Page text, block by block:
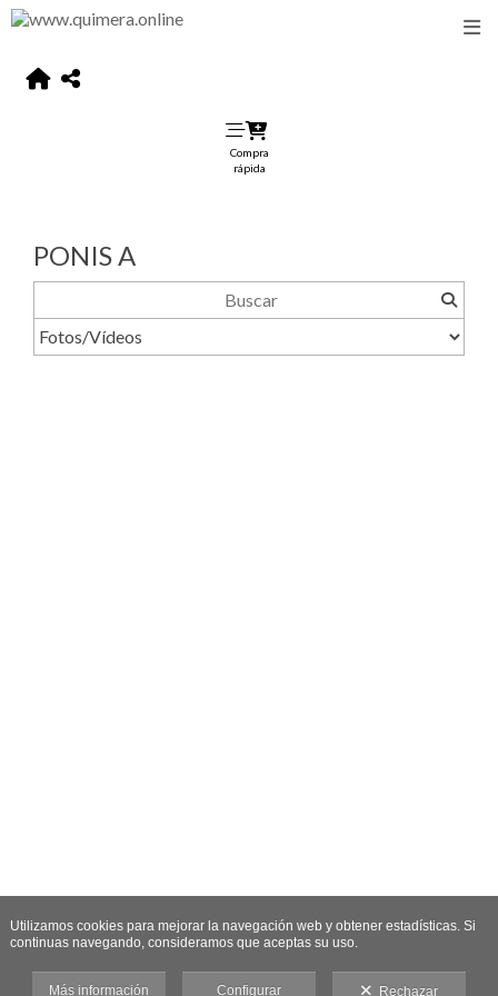
Compra
rápida
PONIS A
Utilizamos cookies para mejorar la navegación web y obtener estadísticas. Si
continuas navegando, consideramos que aceptas su uso.
Más información Configurar Rechazar